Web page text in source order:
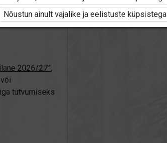
,
,
2026/27”,
või
tutvumiseks
Nõustun ainult vajalike ja eelistuste küpsistega